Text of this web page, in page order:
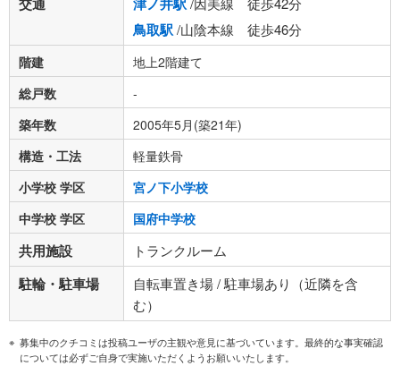
鳥取駅/山陰本線 徒歩46分
階建
地上2階建て
総戸数
-
築年数
2005年5月(築21年)
構造・工法
軽量鉄骨
小学校 学区
宮ノ下小学校
中学校 学区
国府中学校
共用施設 トランクルーム
駐輪・駐車場
自転車置き場 / 駐車場あり（近隣を含
む）
募集中のクチコミは投稿ユーザの主観や意見に基づいています。最終的な事実確認
については必ずご自身で実施いただくようお願いいたします。